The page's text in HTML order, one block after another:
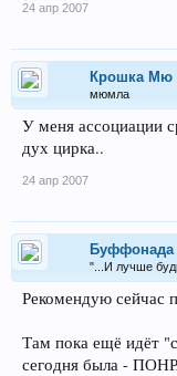
24 апр 2007
Крошка Мю
мюмла
У меня ассоциации
дух цирка..
24 апр 2007
Буффонада
"...И лучше
Рекомендую сейчас
Там пока ещё идёт
сегодня была -